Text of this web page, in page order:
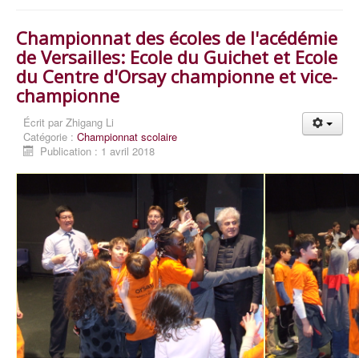
Championnat des écoles de l'acédémie
de Versailles: Ecole du Guichet et Ecole
du Centre d'Orsay championne et vice-
championne
Écrit par Zhigang Li
Catégorie : Championnat scolaire
Publication : 1 avril 2018